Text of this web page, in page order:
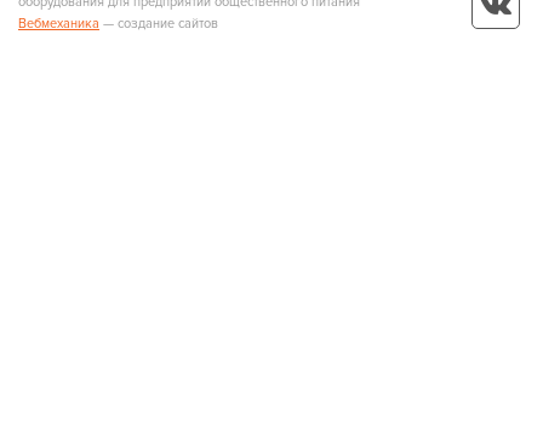
Вебмеханика — создание сайтов